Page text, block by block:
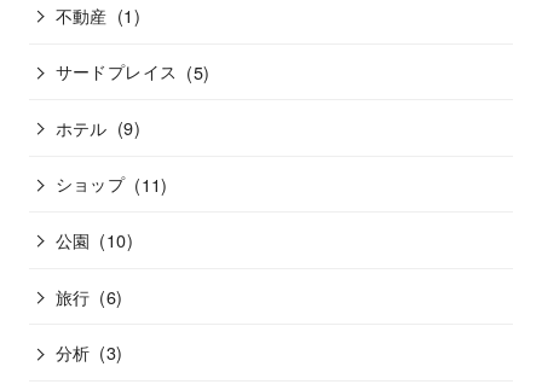
不動産 (1)
サードプレイス (5)
ホテル (9)
ショップ (11)
公園 (10)
旅行 (6)
分析 (3)